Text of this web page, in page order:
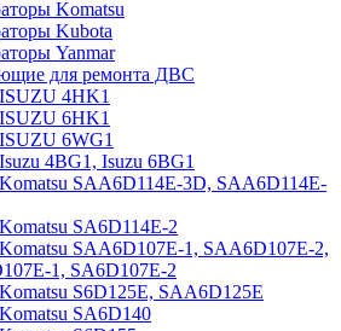
Komatsu
Kubota
Yanmar
для ремонта ДВС
4HK1
6HK1
6WG1
4BG1, Isuzu 6BG1
SAA6D114E-3D, SAA6D114E-
SA6D114E-2
SAA6D107E-1, SAA6D107E-2,
1, SA6D107E-2
S6D125E, SAA6D125E
SA6D140